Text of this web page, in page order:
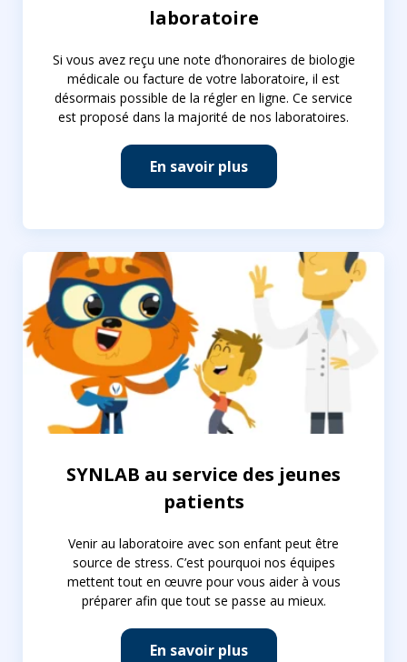
laboratoire
Si vous avez reçu une note d’honoraires de biologie
médicale ou facture de votre laboratoire, il est
désormais possible de la régler en ligne. Ce service
est proposé dans la majorité de nos laboratoires.
En savoir plus
SYNLAB au service des jeunes
patients
Venir au laboratoire avec son enfant peut être
source de stress. C’est pourquoi nos équipes
mettent tout en œuvre pour vous aider à vous
préparer afin que tout se passe au mieux.
En savoir plus